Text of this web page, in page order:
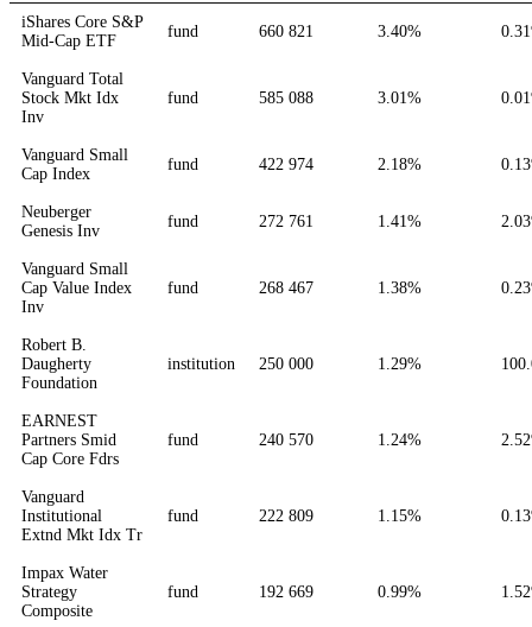
iShares Core S&P
Mid-Cap ETF
fund 660 821 3.40%
Vanguard Total
Stock Mkt Idx
Inv
fund 585 088 3.01%
Vanguard Small
Cap Index
fund 422 974 2.18%
Neuberger
Genesis Inv
fund 272 761 1.41%
Vanguard Small
Cap Value Index
Inv
fund 268 467 1.38%
Robert B.
Daugherty
Foundation
institution 250 000 1.29%
EARNEST
Partners Smid
Cap Core Fdrs
fund 240 570 1.24%
Vanguard
Institutional
Extnd Mkt Idx Tr
fund 222 809 1.15%
Impax Water
Strategy
Composite
fund 192 669 0.99%